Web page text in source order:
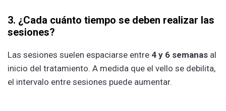
3. ¿Cada cuánto tiempo se deben realizar las
sesiones?
Las sesiones suelen espaciarse entre 4 y 6 semanas al
inicio del tratamiento. A medida que el vello se debilita,
el intervalo entre sesiones puede aumentar.